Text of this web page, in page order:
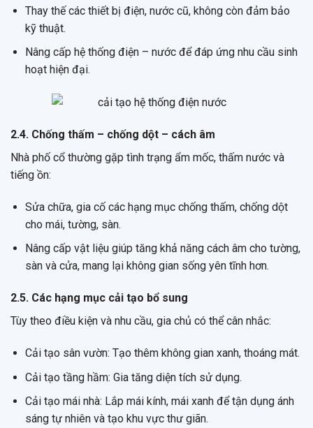
Thay thế các thiết bị điện, nước cũ, không còn đảm bảo
kỹ thuật.
Nâng cấp hệ thống điện – nước để đáp ứng nhu cầu sinh
hoạt hiện đại.
2.4. Chống thấm – chống dột – cách âm
Nhà phố cổ thường gặp tình trạng ẩm mốc, thấm nước và
tiếng ồn:
Sửa chữa, gia cố các hạng mục chống thấm, chống dột
cho mái, tường, sàn.
Nâng cấp vật liệu giúp tăng khả năng cách âm cho tường,
sàn và cửa, mang lại không gian sống yên tĩnh hơn.
2.5. Các hạng mục cải tạo bổ sung
Tùy theo điều kiện và nhu cầu, gia chủ có thể cân nhắc:
Cải tạo sân vườn: Tạo thêm không gian xanh, thoáng mát.
Cải tạo tầng hầm: Gia tăng diện tích sử dụng.
Cải tạo mái nhà: Lắp mái kính, mái xanh để tận dụng ánh
sáng tự nhiên và tạo khu vực thư giãn.